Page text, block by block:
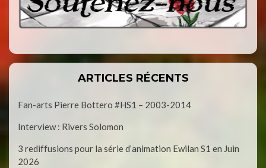
ARTICLES RÉCENTS
Fan-arts Pierre Bottero #HS1 – 2003-2014
Interview : Rivers Solomon
3 rediffusions pour la série d’animation Ewilan S1 en Juin
2026